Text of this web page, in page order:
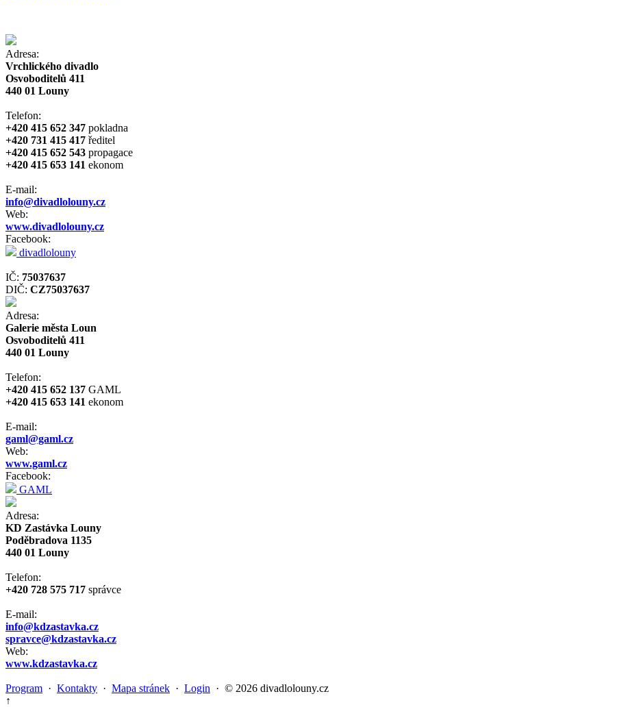
Adresa:
Vrchlického divadlo
Osvoboditelů 411
440 01 Louny
Telefon:
+420 415 652 347 pokladna
+420 731 415 417 ředitel
+420 415 652 543 propagace
+420 415 653 141 ekonom
E-mail:
info@divadlolouny.cz
Web:
www.divadlolouny.cz
Facebook:
divadlolouny
IČ: 75037637
DIČ: CZ75037637
Adresa:
Galerie města Loun
Osvoboditelů 411
440 01 Louny
Telefon:
+420 415 652 137 GAML
+420 415 653 141 ekonom
E-mail:
gaml@gaml.cz
Web:
www.gaml.cz
Facebook:
GAML
Adresa:
KD Zastávka Louny
Poděbradova 1135
440 01 Louny
Telefon:
+420 728 575 717 správce
E-mail:
info@kdzastavka.cz
spravce@kdzastavka.cz
Web:
www.kdzastavka.cz
Program · Kontakty · Mapa stránek · Login · © 2026 divadlolouny.cz
↑